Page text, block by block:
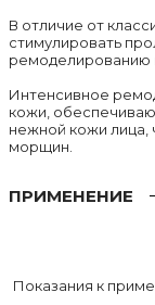
В отличие от
стимулировать
ремоделированию
Интенсивное
кожи,
нежной кожи лица,
морщин.
ПРИМЕНЕНИЕ
Показания к